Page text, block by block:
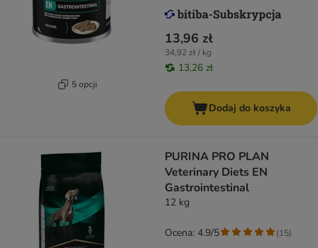
5 opcji
13,96 zł
34,92 zł / kg
13,26 zł
Dodaj do koszyka
PURINA PRO PLAN
Veterinary Diets EN
Gastrointestinal
12 kg
Ocena: 4.9/5 (15)